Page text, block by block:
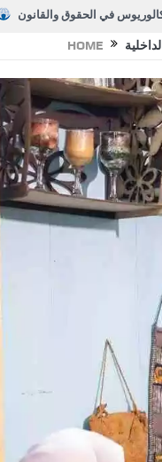
في الحقوق والقانون
بيان اجتماع عمّان:دعم
النواب على شراكة فاعلة مع
دعوة رفاق السلاح
HOME